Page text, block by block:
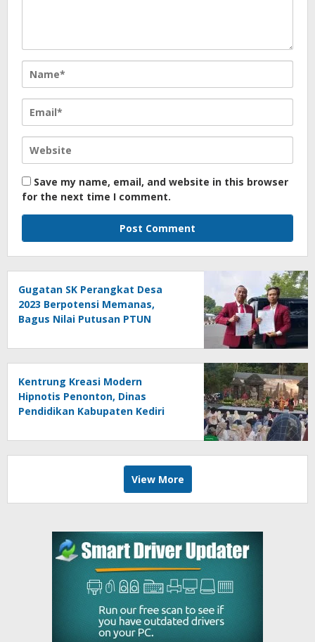
Save my name, email, and website in this browser
for the next time I comment.
Gugatan SK Perangkat Desa
2023 Berpotensi Memanas,
Bagus Nilai Putusan PTUN
Kentrung Kreasi Modern
Hipnotis Penonton, Dinas
Pendidikan Kabupaten Kediri
View More